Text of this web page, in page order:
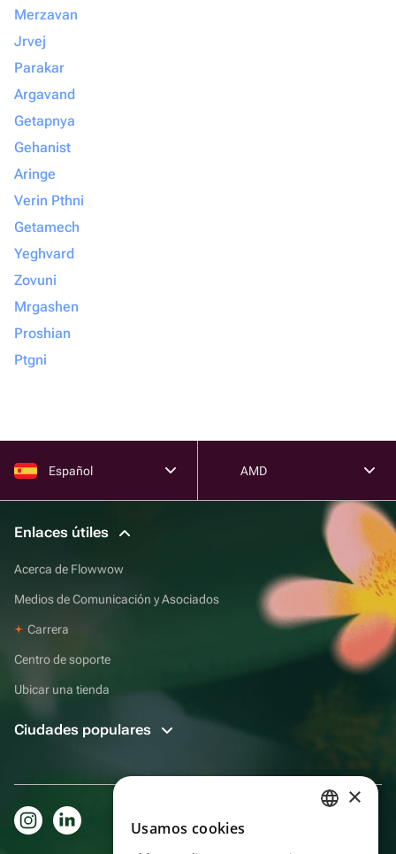
Merzavan
Jrvej
Parakar
Argavand
Getapnya
Gehanist
Aringe
Verin Pthni
Getamech
Yeghvard
Zovuni
Mrgashen
Proshian
Ptgni
Español AMD
Enlaces útiles
Acerca de Flowwow
Medios de Comunicación y Asociados
Carrera
Centro de soporte
Ubicar una tienda
Ciudades populares
×
Usamos cookies